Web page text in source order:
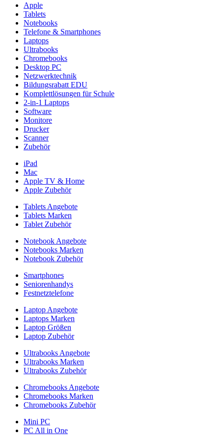
Apple
Tablets
Notebooks
Telefone & Smartphones
Laptops
Ultrabooks
Chromebooks
Desktop PC
Netzwerktechnik
Bildungsrabatt EDU
Komplettlösungen für Schule
2-in-1 Laptops
Software
Monitore
Drucker
Scanner
Zubehör
iPad
Mac
Apple TV & Home
Apple Zubehör
Tablets Angebote
Tablets Marken
Tablet Zubehör
Notebook Angebote
Notebooks Marken
Notebook Zubehör
Smartphones
Seniorenhandys
Festnetztelefone
Laptop Angebote
Laptops Marken
Laptop Größen
Laptop Zubehör
Ultrabooks Angebote
Ultrabooks Marken
Ultrabooks Zubehör
Chromebooks Angebote
Chromebooks Marken
Chromebooks Zubehör
Mini PC
PC All in One